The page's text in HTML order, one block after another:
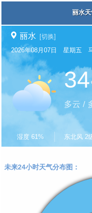
丽水
丽水 [切换]
2026年08月07日 星期五
34
多云 /
湿度 61% 东北风 2